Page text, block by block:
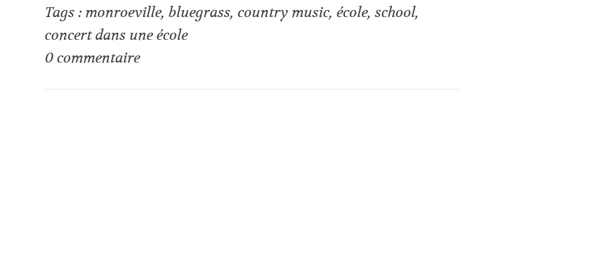
Tags : monroeville, bluegrass, country music, école,school,
concert dans une école
0 commentaire